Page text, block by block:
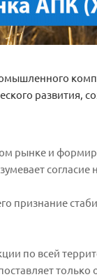
развития,
рынке и
согласие
признание
по всей
только